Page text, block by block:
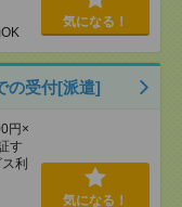
気になる！
の受付[派遣]
円×
す
利
気になる！